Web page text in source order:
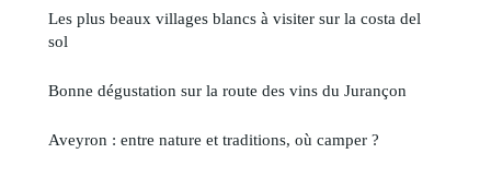
Les plus beaux villages blancs à visiter sur la costa del
sol
Bonne dégustation sur la route des vins du Jurançon
Aveyron : entre nature et traditions, où camper ?